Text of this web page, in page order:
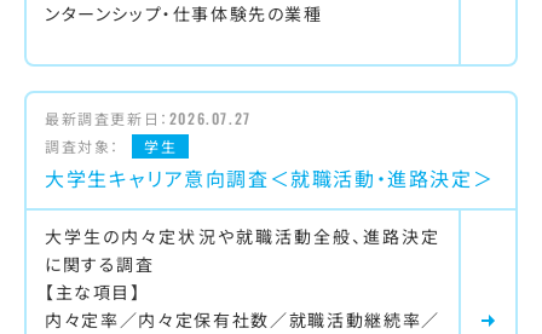
ンターンシップ・仕事体験先の業種
最新調査更新日： 2026.07.27
調査対象：
学生
大学生キャリア意向調査＜就職活動・進路決定＞
大学生の内々定状況や就職活動全般、進路決定
に関する調査
【主な項目】
内々定率／内々定保有社数／就職活動継続率／